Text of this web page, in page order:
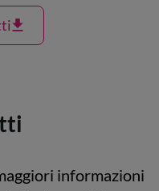
informazioni